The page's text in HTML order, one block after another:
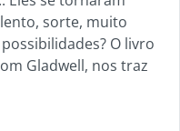
sorte, muito
O livro
Gladwell, nos traz